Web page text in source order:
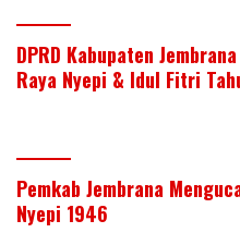
DPRD Kabupaten
Raya Nyepi & Idul Fitri
Pemkab Jembrana
Nyepi 1946